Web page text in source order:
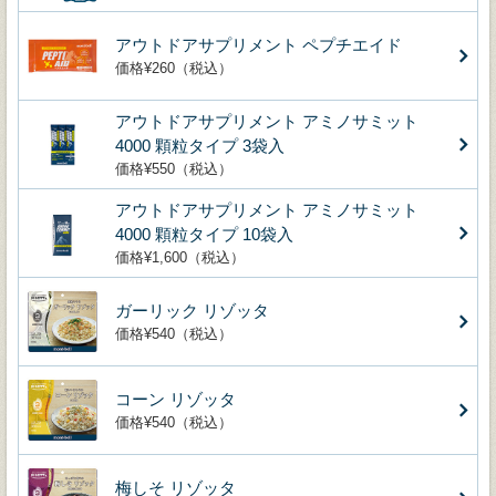
アウトドアサプリメント ペプチエイド
価格¥260（税込）
アウトドアサプリメント アミノサミット
4000 顆粒タイプ 3袋入
価格¥550（税込）
アウトドアサプリメント アミノサミット
4000 顆粒タイプ 10袋入
価格¥1,600（税込）
ガーリック リゾッタ
価格¥540（税込）
コーン リゾッタ
価格¥540（税込）
梅しそ リゾッタ